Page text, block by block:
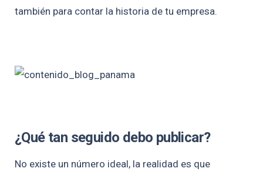
también para contar la historia de tu empresa.
¿Qué tan seguido debo publicar?
No existe un número ideal, la realidad es que